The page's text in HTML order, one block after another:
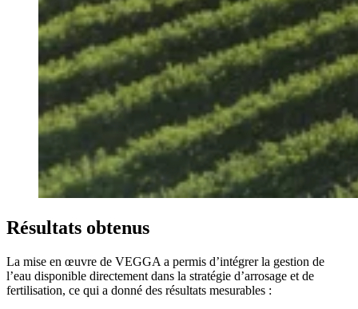
Résultats obtenus
La mise en œuvre de VEGGA a permis d’intégrer la gestion de
l’eau disponible directement dans la stratégie d’arrosage et de
fertilisation, ce qui a donné des résultats mesurables :